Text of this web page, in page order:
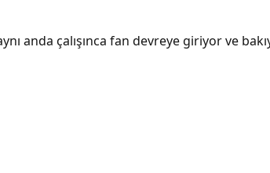
anda çalışınca fan devreye giriyor ve